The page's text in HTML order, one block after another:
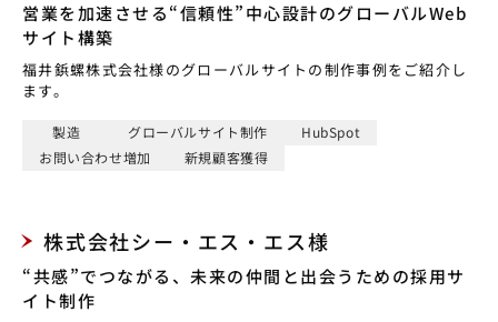
営業を加速させる“信頼性”中心設計のグローバルWeb
サイト構築
福井鋲螺株式会社様のグローバルサイトの制作事例をご紹介し
ます。
製造 グローバルサイト制作
HubSpot
お問い合わせ増加
新規顧客獲得
株式会社シー・エス・エス様
“共感”でつながる、未来の仲間と出会うための採用サ
イト制作